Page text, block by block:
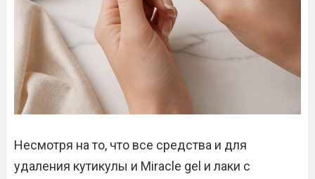
Несмотря на то, что все средства и для
удаления кутикулы и Miracle gel и лаки с